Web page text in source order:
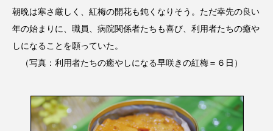
朝晩は寒さ厳しく、紅梅の開花も鈍くなりそう。ただ幸先の良い
年の始まりに、職員、病院関係者たちも喜び、利用者たちの癒や
しになることを願っていた。
（写真：利用者たちの癒やしになる早咲きの紅梅＝６日）